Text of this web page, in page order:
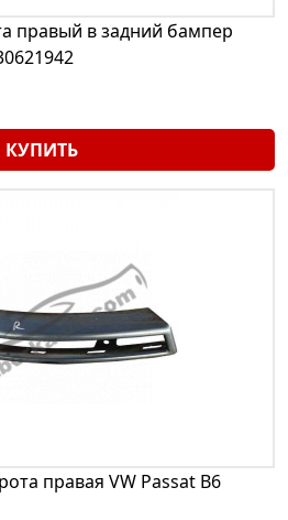
правый в задний бампер
КУПИТЬ
правая VW Passat B6